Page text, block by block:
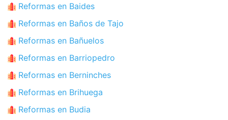
Reformas en Baides
Reformas en Baños de Tajo
Reformas en Bañuelos
Reformas en Barriopedro
Reformas en Berninches
Reformas en Brihuega
Reformas en Budia